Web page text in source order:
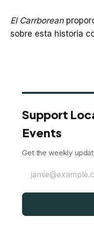
El Carrborean
sobre esta historia
Support
Events
Get the weekly